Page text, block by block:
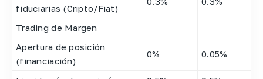
fiduciarias (Cripto/Fiat)
Trading de Margen
Apertura de posición
(financiación)
0% 0.05%